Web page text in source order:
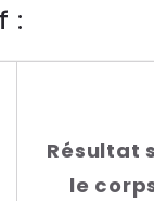
:
Résultat
le